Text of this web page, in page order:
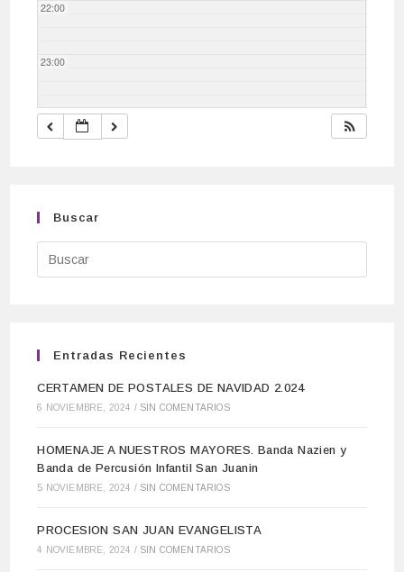
22:00
23:00
Buscar
Entradas Recientes
CERTAMEN DE POSTALES DE NAVIDAD 2.024
6 NOVIEMBRE, 2024 / SIN COMENTARIOS
HOMENAJE A NUESTROS MAYORES. Banda Nazien y
Banda de Percusión Infantil San Juanin
5 NOVIEMBRE, 2024 / SIN COMENTARIOS
PROCESION SAN JUAN EVANGELISTA
4 NOVIEMBRE, 2024 / SIN COMENTARIOS